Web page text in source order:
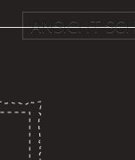
ANSICHT